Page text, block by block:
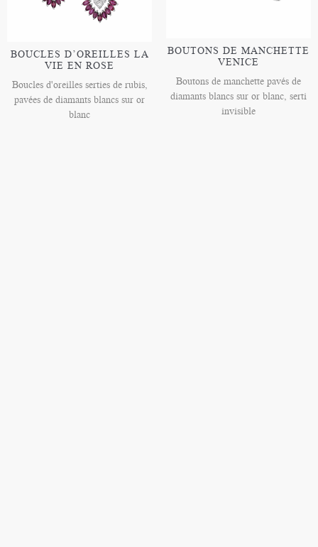
BOUCLES D’OREILLES LA
VIE EN ROSE
Boucles d'oreilles serties de rubis,
pavées de diamants blancs sur or
blanc
BOUTONS DE MANCHETTE
VENICE
Boutons de manchette pavés de
diamants blancs sur or blanc, serti
invisible